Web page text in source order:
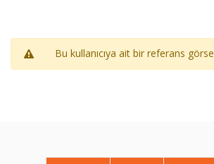
Bu kullanıcıya ait bir referans